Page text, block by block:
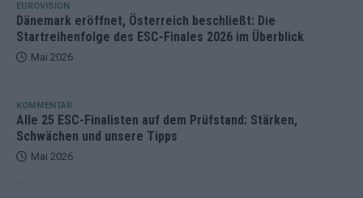
EUROVISION
Dänemark eröffnet, Österreich beschließt: Die
Startreihenfolge des ESC-Finales 2026 im Überblick
Mai 2026
KOMMENTAR
Alle 25 ESC-Finalisten auf dem Prüfstand: Stärken,
Schwächen und unsere Tipps
Mai 2026